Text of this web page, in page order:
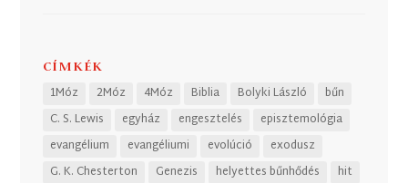
CÍMKÉK
1Móz 2Móz 4Móz Biblia Bolyki László
bűn
C. S. Lewis
egyház engesztelés
episztemológia
evangélium
evangéliumi evolúció
exodusz
G. K. Chesterton
Genezis helyettes bűnhődés
hit